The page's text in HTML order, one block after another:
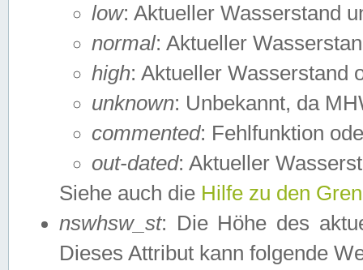
low: Aktueller Wasserstand
normal: Aktueller
high: Aktueller Wasserstand
unknown: Unbekannt, da
commented: Fehlfunktion
out-dated: Aktueller
Siehe auch die Hilfe zu den
nswhsw_st: Die Höhe des
Dieses Attribut kann folgende